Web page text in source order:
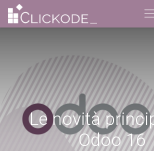
Le novità
Odoo 16